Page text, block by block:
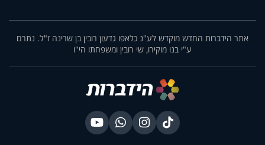
אתר הידברות החדש מוקדש לע"נ כלאפו גדעון רובין בן שרינה ז"ל. נתרם
ע"י בנו מוקירו, שי רובין ומשפחתו הי"ו